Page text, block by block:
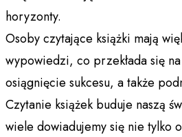
horyzonty.
Osoby czytające książki mają
wypowiedzi, co przekłada się
osiągnięcie sukcesu, a także
Czytanie książek buduje naszą
wiele dowiadujemy się nie tylko